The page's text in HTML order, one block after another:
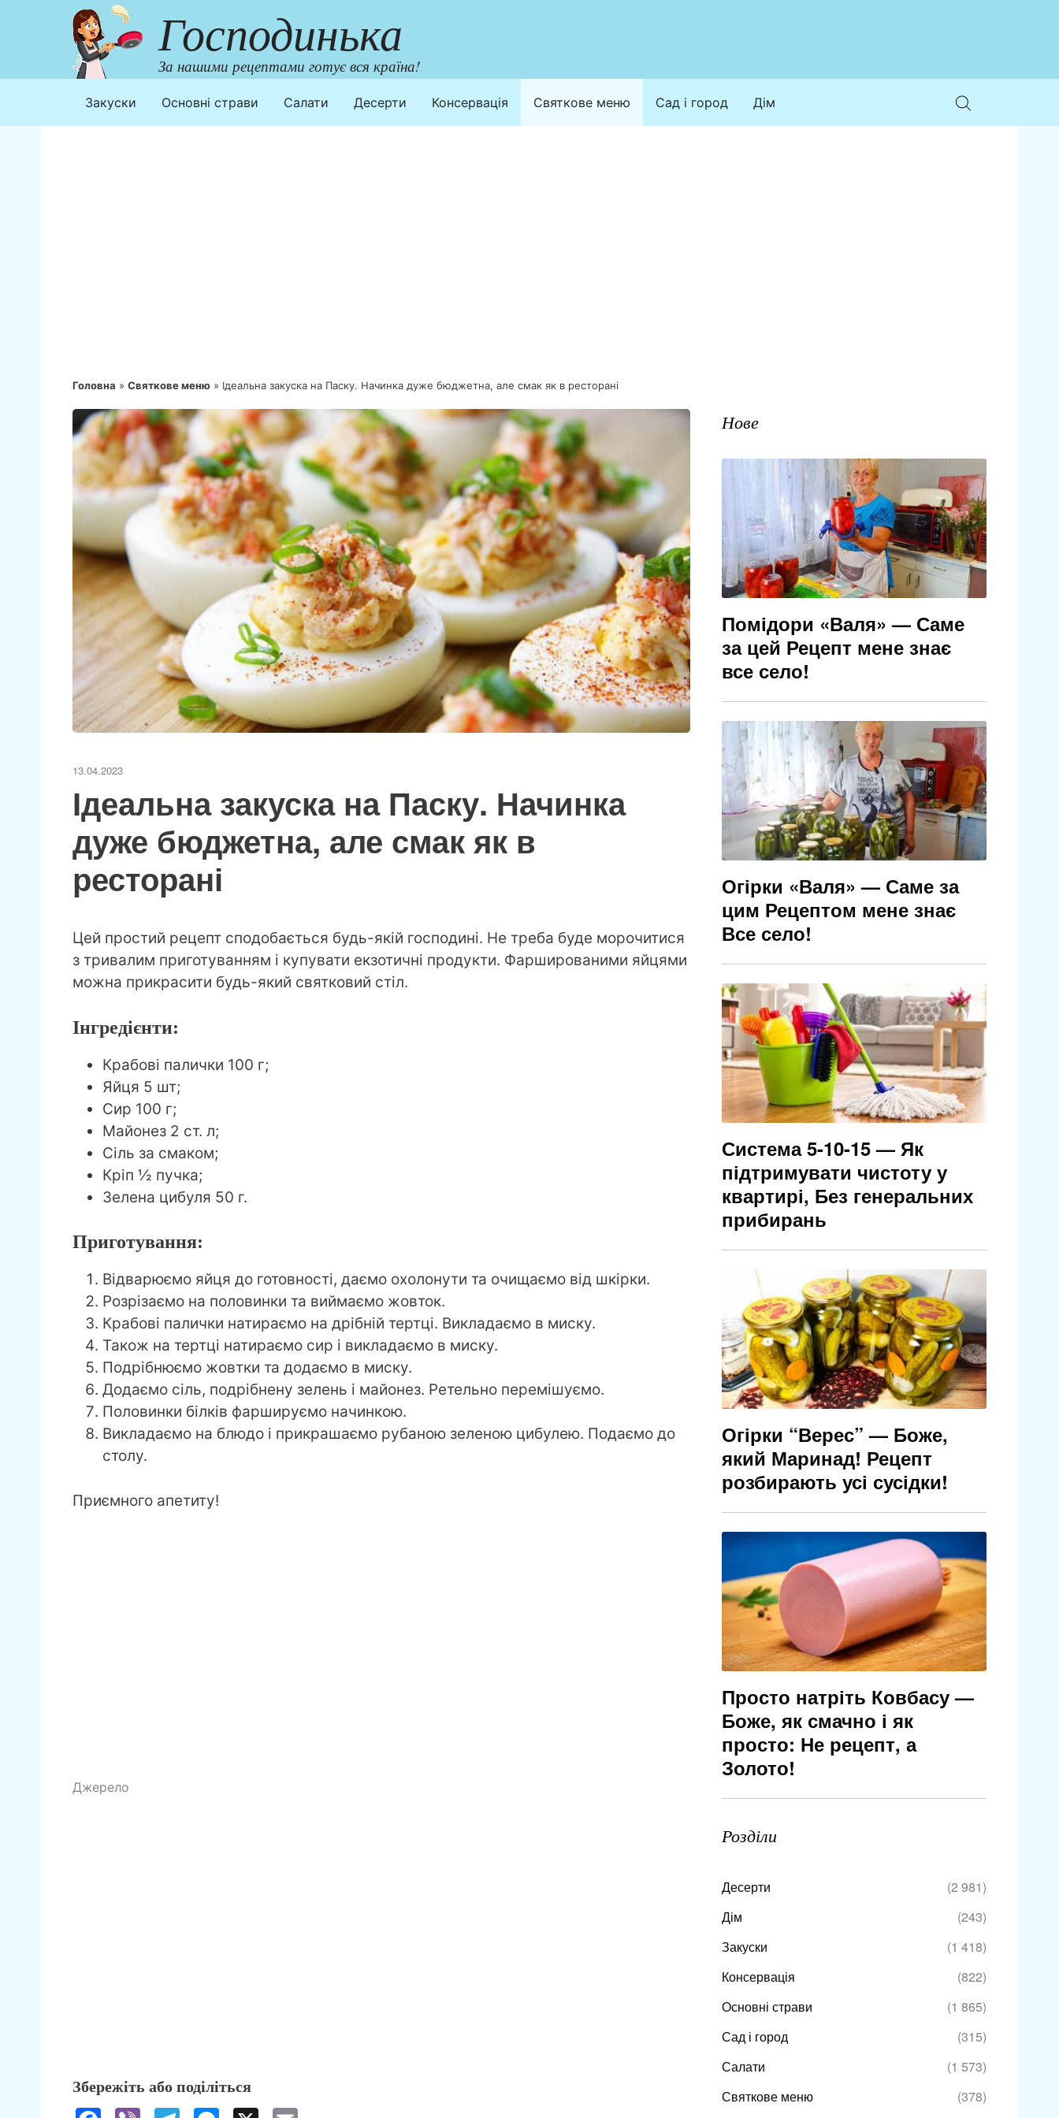
Господинька
За нашими рецептами готує вся країна!
Закуски Основні страви Салати Десерти Консервація Святкове меню Сад і город Дім
Головна » Святкове меню » Ідеальна закуска на Паску. Начинка дуже бюджетна, але смак як в ресторані
13.04.2023
Ідеальна закуска на Паску. Начинка
дуже бюджетна, але смак як в
ресторані
Цей простий рецепт сподобається будь-якій господині. Не треба буде морочитися
з тривалим приготуванням і купувати екзотичні продукти. Фаршированими яйцями
можна прикрасити будь-який святковий стіл.
Інгредієнти:
Крабові палички 100 г;
Яйця 5 шт;
Сир 100 г;
Майонез 2 ст. л;
Сіль за смаком;
Кріп ½ пучка;
Зелена цибуля 50 г.
Приготування:
Відварюємо яйця до готовності, даємо охолонути та очищаємо від шкірки.
Розрізаємо на половинки та виймаємо жовток.
Крабові палички натираємо на дрібній тертці. Викладаємо в миску.
Також на тертці натираємо сир і викладаємо в миску.
Подрібнюємо жовтки та додаємо в миску.
Додаємо сіль, подрібнену зелень і майонез. Ретельно перемішуємо.
Половинки білків фаршируємо начинкою.
Викладаємо на блюдо і прикрашаємо рубаною зеленою цибулею. Подаємо до
столу.
Приємного апетиту!
Джерело
Збережіть або поділіться
Нове
Помідори «Валя» — Саме
за цей Рецепт мене знає
все село!
Огірки «Валя» — Саме за
цим Рецептом мене знає
Все село!
Система 5-10-15 — Як
підтримувати чистоту у
квартирі, Без генеральних
прибирань
Огірки “Верес” — Боже,
який Маринад! Рецепт
розбирають усі сусідки!
Просто натріть Ковбасу —
Боже, як смачно і як
просто: Не рецепт, а
Золото!
Розділи
Десерти
(2 981)
Дім
(243)
Закуски
(1 418)
Консервація
(822)
Основні страви
(1 865)
Сад і город
(315)
Салати
(1 573)
Святкове меню
(378)